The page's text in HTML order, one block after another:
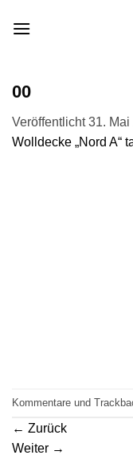
Inhalt
00
Veröffentlicht31. Mai
Wolldecke „Nord A“
Kommentare und
← Zurück
Weiter →